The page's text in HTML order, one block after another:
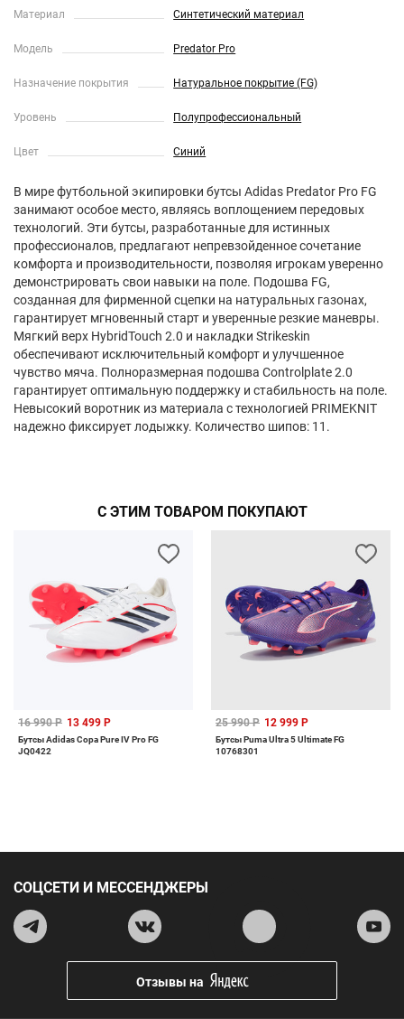
Материал Синтетический материал
Модель Predator Pro
Назначение покрытия Натуральное покрытие (FG)
Уровень Полупрофессиональный
Цвет Синий
В мире футбольной экипировки бутсы Adidas Predator Pro FG
занимают особое место, являясь воплощением передовых
технологий. Эти бутсы, разработанные для истинных
профессионалов, предлагают непревзойденное сочетание
комфорта и производительности, позволяя игрокам уверенно
демонстрировать свои навыки на поле. Подошва FG,
созданная для фирменной сцепки на натуральных газонах,
гарантирует мгновенный старт и уверенные резкие маневры.
Мягкий верх HybridTouch 2.0 и накладки Strikeskin
обеспечивают исключительный комфорт и улучшенное
чувство мяча. Полноразмерная подошва Controlplate 2.0
гарантирует оптимальную поддержку и стабильность на поле.
Невысокий воротник из материала с технологией PRIMEKNIT
надежно фиксирует лодыжку. Количество шипов: 11.
С ЭТИМ ТОВАРОМ ПОКУПАЮТ
16 990 Р 13 499 Р
Бутсы Adidas Copa Pure IV Pro FG
JQ0422
25 990 Р 12 999 Р
Бутсы Puma Ultra 5 Ultimate FG
10768301
СОЦСЕТИ И МЕССЕНДЖЕРЫ
Отзывы на